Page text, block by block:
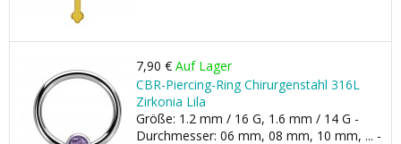
7,90 € Auf Lager
CBR-Piercing-Ring Chirurgenstahl 316L
Zirkonia Lila
Größe: 1.2 mm / 16 G, 1.6 mm / 14 G -
Durchmesser: 06 mm, 08 mm, 10 mm, ... -